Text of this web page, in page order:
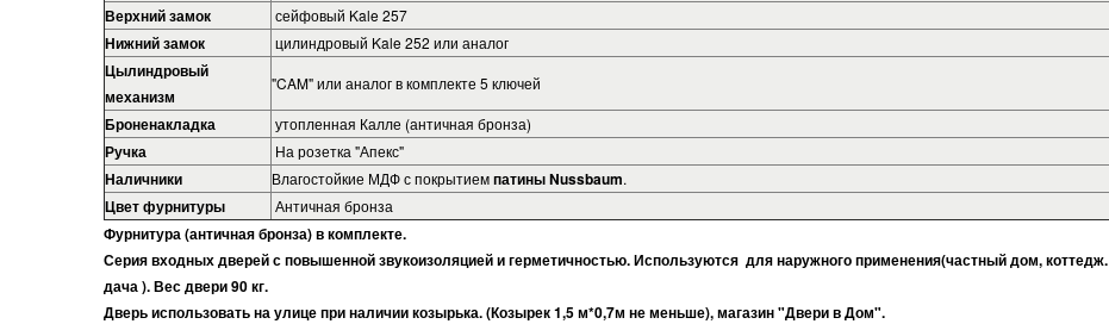
Верхний замок сейфовый Kale 257
Нижний замок цилиндровый Kale 252 или аналог
Цылиндровый
механизм
"CAM" или аналог в комплекте 5 ключей
Броненакладка утопленная Калле (античная бронза)
Ручка На розетка "Апекс"
Наличники Влагостойкие МДФ с покрытиемпатиныNussbaum.
Цвет фурнитуры Античная бронза
Фурнитура (античная бронза) в комплекте.
Серия входных дверей с повышенной звукоизоляцией и герметичностью. Используются для наружного применения(частный дом, коттедж.
дача ). Вес двери 90 кг.
Дверь использовать на улице при наличии козырька. (Козырек 1,5 м*0,7м не меньше), магазин "Двери в Дом".